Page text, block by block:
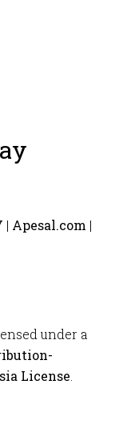
| Apesal.com |
under a
License